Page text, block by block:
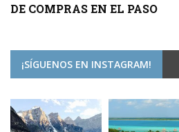
DE COMPRAS EN EL PASO
¡SÍGUENOS EN INSTAGRAM!